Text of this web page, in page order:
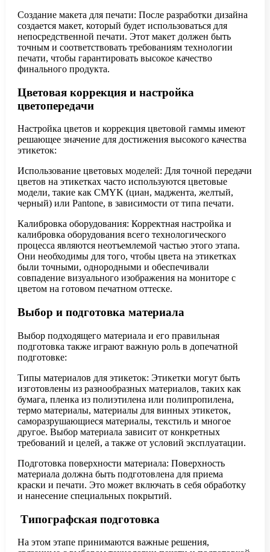
Создание макета для печати: После разработки дизайна
создается макет, который будет использоваться для
непосредственной печати. Этот макет должен быть
точным и соответствовать требованиям технологии
печати, чтобы гарантировать высокое качество
финального продукта.
Цветовая коррекция и настройка
цветопередачи
Настройка цветов и коррекция цветовой гаммы имеют
решающее значение для достижения высокого качества
этикеток:
Использование цветовых моделей: Для точной передачи
цветов на этикетках часто используются цветовые
модели, такие как CMYK (циан, маджента, желтый,
черный) или Pantone, в зависимости от типа печати.
Калибровка оборудования: Корректная настройка и
калибровка оборудования всего технологического
процесса являются неотъемлемой частью этого этапа.
Они необходимы для того, чтобы цвета на этикетках
были точными, однородными и обеспечивали
совпадение визуального изображения на мониторе с
цветом на готовом печатном оттеске.
Выбор и подготовка материала
Выбор подходящего материала и его правильная
подготовка также играют важную роль в допечатной
подготовке:
Типы материалов для этикеток: Этикетки могут быть
изготовлены из разнообразных материалов, таких как
бумага, пленка из полиэтилена или полипропилена,
термо материалы, материалы для винных этикеток,
саморазрушающиеся материалы, текстиль и многое
другое. Выбор материала зависит от конкретных
требований и целей, а также от условий эксплуатации.
Подготовка поверхности материала: Поверхность
материала должна быть подготовлена для приема
краски и печати. Это может включать в себя обработку
и нанесение специальных покрытий.
Типографская подготовка
На этом этапе принимаются важные решения,